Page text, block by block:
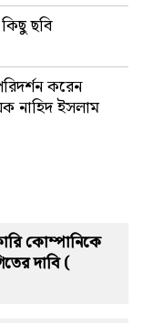
ছবি
করেন
নাহিদ ইসলাম
কোম্পানিকে
দাবি (